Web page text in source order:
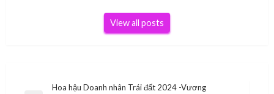
View all posts
Hoa hậu Doanh nhân Trái đất 2024 -Vương